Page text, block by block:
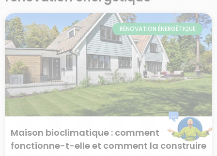
RÉNOVATION ÉNERGÉTIQUE
Maison bioclimatique : comment
fonctionne-t-elle et comment la construire